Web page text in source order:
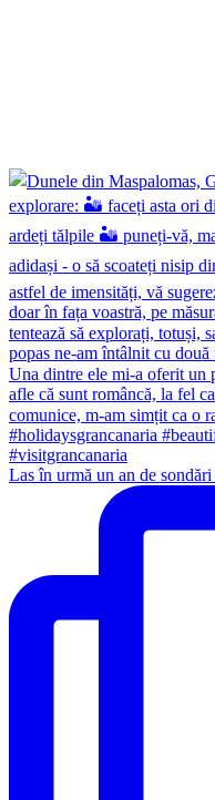
Las în urmă un an de